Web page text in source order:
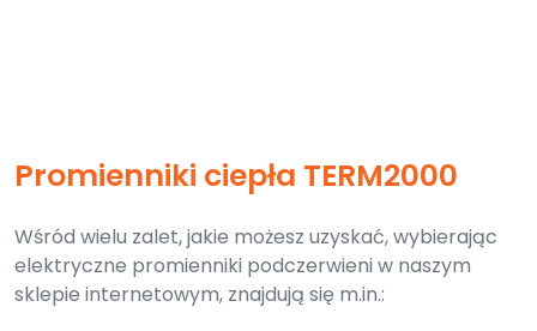
Promienniki ciepła TERM2000
Wśród wielu zalet, jakie możesz uzyskać, wybierając
elektryczne promienniki podczerwieni w naszym
sklepie internetowym, znajdują się m.in.: